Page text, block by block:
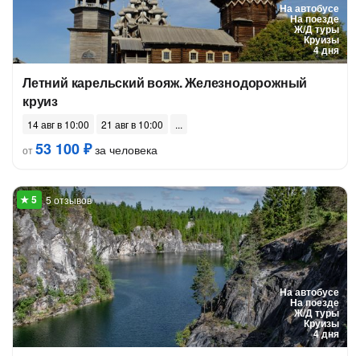
На автобусе
На поезде
Ж/Д туры
Круизы
4 дня
Летний карельский вояж. Железнодорожный
круиз
14 авг в 10:00
21 авг в 10:00
от53 100 ₽за человека
На автобусе
На поезде
Ж/Д туры
Круизы
4 дня
5 отзывов